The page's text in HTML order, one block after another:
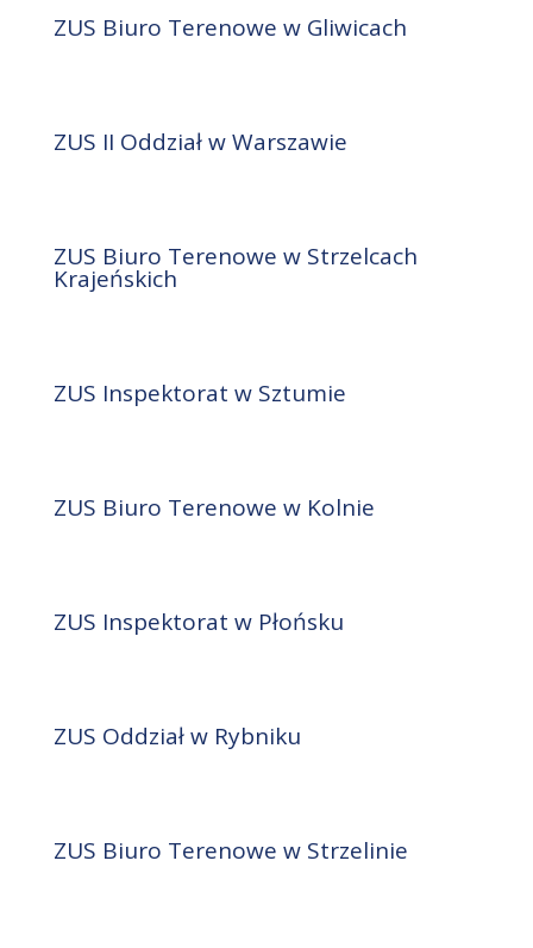
ZUS Biuro Terenowe w Gliwicach
ZUS II Oddział w Warszawie
ZUS Biuro Terenowe w Strzelcach
Krajeńskich
ZUS Inspektorat w Sztumie
ZUS Biuro Terenowe w Kolnie
ZUS Inspektorat w Płońsku
ZUS Oddział w Rybniku
ZUS Biuro Terenowe w Strzelinie